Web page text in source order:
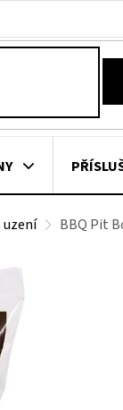
KUCHYNĚ
uzení BBQ Pit